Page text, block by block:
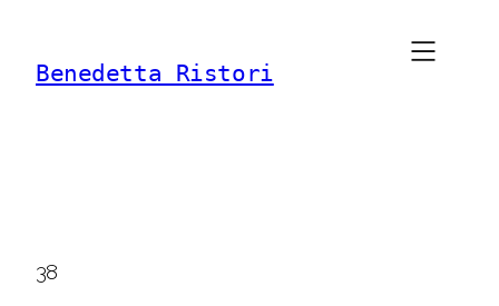
contenuto
Benedetta Ristori
38